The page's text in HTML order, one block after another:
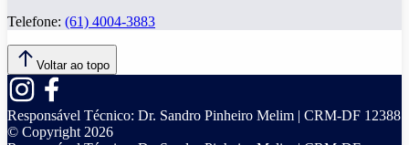
Telefone: (61) 4004-3883
Voltar ao topo
Responsável Técnico: Dr. Sandro Pinheiro Melim | CRM-DF 12388
© Copyright 2026